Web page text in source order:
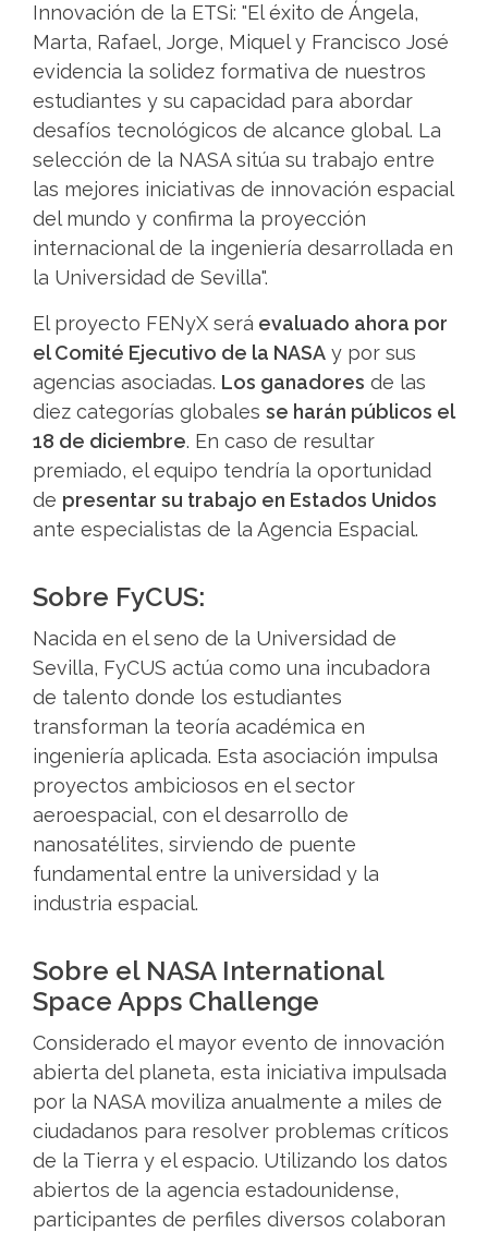
Innovación de la ETSi: "El éxito de Ángela,
Marta, Rafael, Jorge, Miquel y Francisco José
evidencia la solidez formativa de nuestros
estudiantes y su capacidad para abordar
desafíos tecnológicos de alcance global. La
selección de la NASA sitúa su trabajo entre
las mejores iniciativas de innovación espacial
del mundo y confirma la proyección
internacional de la ingeniería desarrollada en
la Universidad de Sevilla".
El proyecto FENyX será evaluado ahora por
el Comité Ejecutivo de la NASA y por sus
agencias asociadas. Los ganadores de las
diez categorías globales se harán públicos el
18 de diciembre. En caso de resultar
premiado, el equipo tendría la oportunidad
de presentar su trabajo en Estados Unidos
ante especialistas de la Agencia Espacial.
Sobre FyCUS:
Nacida en el seno de la Universidad de
Sevilla, FyCUS actúa como una incubadora
de talento donde los estudiantes
transforman la teoría académica en
ingeniería aplicada. Esta asociación impulsa
proyectos ambiciosos en el sector
aeroespacial, con el desarrollo de
nanosatélites, sirviendo de puente
fundamental entre la universidad y la
industria espacial.
Sobre el NASA International
Space Apps Challenge
Considerado el mayor evento de innovación
abierta del planeta, esta iniciativa impulsada
por la NASA moviliza anualmente a miles de
ciudadanos para resolver problemas críticos
de la Tierra y el espacio. Utilizando los datos
abiertos de la agencia estadounidense,
participantes de perfiles diversos colaboran